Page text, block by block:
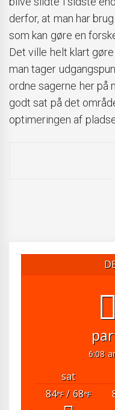
derfor, at man har
som kan gøre en
Det ville helt klart
man tager
ordne sagerne her på
godt sat på det
optimeringen af
6:08
sat
84°F/ 68°F